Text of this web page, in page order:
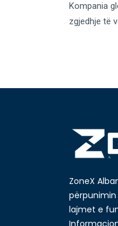
Kompania
zgjedhje të
ZoneX
lajmet e